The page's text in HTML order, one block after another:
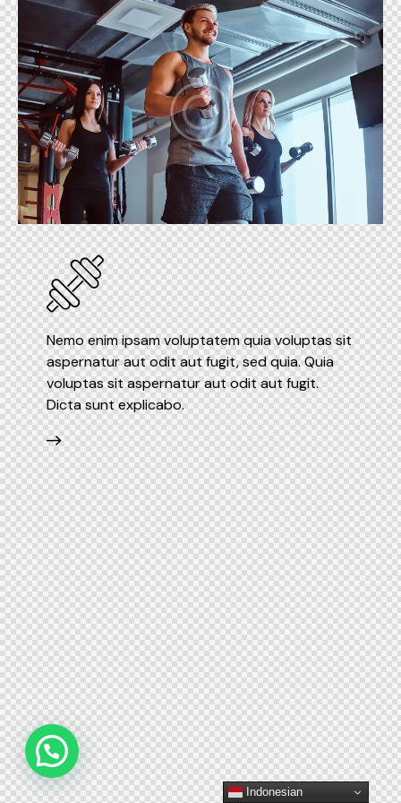
Nemo enim ipsam voluptatem quia voluptas sit
aspernatur aut odit aut fugit, sed quia. Quia
voluptas sit aspernatur aut odit aut fugit.
Dicta sunt explicabo.
Indonesian